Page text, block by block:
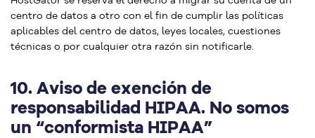
centro de datos a otro con el fin de cumplir las políticas
aplicables del centro de datos, leyes locales, cuestiones
técnicas o por cualquier otra razón sin notificarle.
10. Aviso de exención de
responsabilidad HIPAA. No somos
un “conformista HIPAA”